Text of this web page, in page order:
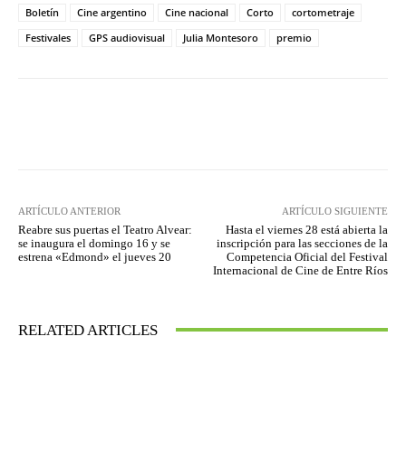
Boletín
Cine argentino Cine nacional Corto
cortometraje
Festivales
GPS audiovisual Julia Montesoro premio
ARTÍCULO ANTERIOR
Reabre sus puertas el Teatro Alvear:
se inaugura el domingo 16 y se
estrena «Edmond» el jueves 20
ARTÍCULO SIGUIENTE
Hasta el viernes 28 está abierta la
inscripción para las secciones de la
Competencia Oficial del Festival
Internacional de Cine de Entre Ríos
RELATED ARTICLES